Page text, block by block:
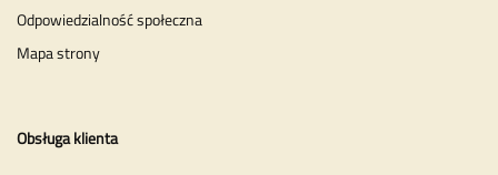
Odpowiedzialność społeczna
Mapa strony
Obsługa klienta